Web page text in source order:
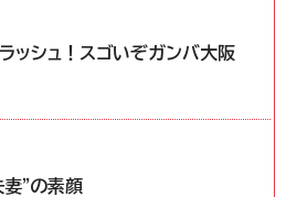
ッシュ！スゴいぞガンバ大阪
妻”の素顔